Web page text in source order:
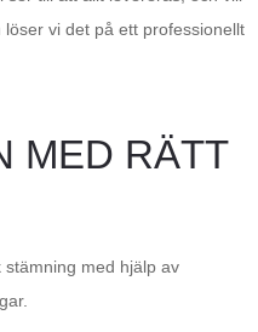
vi det på ett professionellt
MED RÄTT
med hjälp av